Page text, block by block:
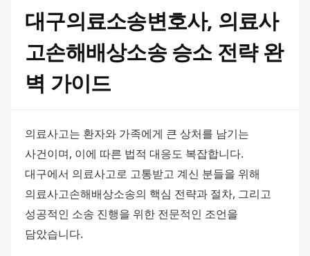
대구의료소송변호사, 의료사
고손해배상소송 승소 전략 완
벽 가이드
의료사고는 환자와 가족에게 큰 상처를 남기는
사건이며, 이에 따른 법적 대응도 복잡합니다.
대구에서 의료사고로 고통받고 계신 분들을 위해
의료사고손해배상소송의 핵심 전략과 절차, 그리고
성공적인 소송 진행을 위한 전문적인 조언을
담았습니다.